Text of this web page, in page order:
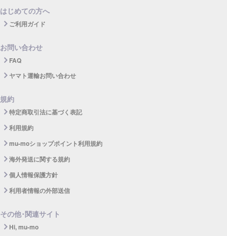
はじめての方へ
ご利用ガイド
お問い合わせ
FAQ
ヤマト運輸お問い合わせ
規約
特定商取引法に基づく表記
利用規約
mu-moショップポイント利用規約
海外発送に関する規約
個人情報保護方針
利用者情報の外部送信
その他･関連サイト
Hi, mu-mo